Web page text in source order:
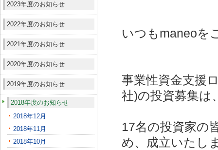
2023年度のお知らせ
2022年度のお知らせ
2021年度のお知らせ
2020年度のお知らせ
2019年度のお知らせ
2018年度のお知らせ
2018年12月
2018年11月
2018年10月
いつもmaneoを
事業性資金支援
社)の投資募集は
17名の投資家の
め、成立いたし